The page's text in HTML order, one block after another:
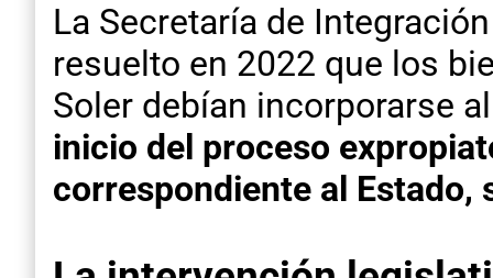
La Secretaría de
resuelto en 2022 que los
Soler debían incorporarse
inicio del proceso
correspondiente al